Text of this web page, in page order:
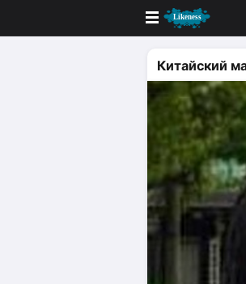
Новые
Лучшие
Кандидаты
Случайное
Создать
Китайский